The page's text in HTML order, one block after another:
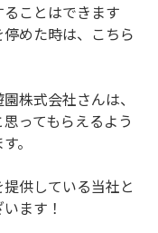
ことはできます
めた時は、こちら
株式会社さんは、
ってもらえるよう
。
供している当社と
ます！